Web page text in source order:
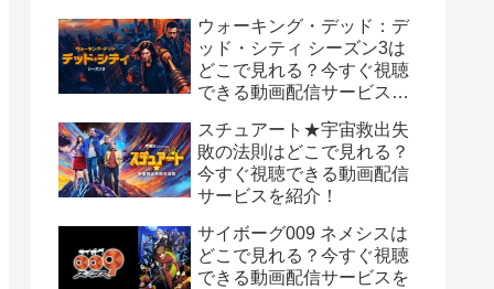
ウォーキング・デッド：デ
ッド・シティ シーズン3は
どこで見れる？今すぐ視聴
できる動画配信サービスを
スチュアート★宇宙救出失
敗の法則はどこで見れる？
今すぐ視聴できる動画配信
サービスを紹介！
サイボーグ009 ネメシスは
どこで見れる？今すぐ視聴
できる動画配信サービスを